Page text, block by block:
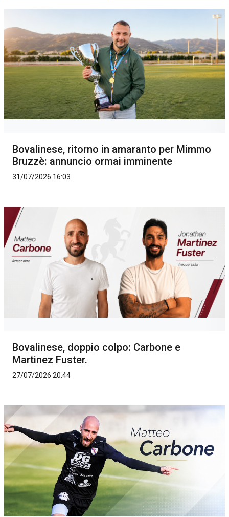
Bovalinese, ritorno in amaranto per Mimmo
Bruzzè: annuncio ormai imminente
31/07/2026 16:03
Bovalinese, doppio colpo: Carbone e
Martinez Fuster.
27/07/2026 20:44